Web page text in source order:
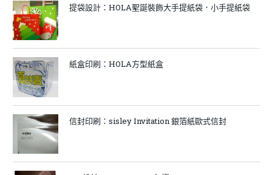
提袋設計：HOLA聖誕裝飾大手提紙袋．小手提紙袋
紙盒印刷：HOLA方型紙盒
信封印刷：sisley Invitation 銀箔紙歐式信封